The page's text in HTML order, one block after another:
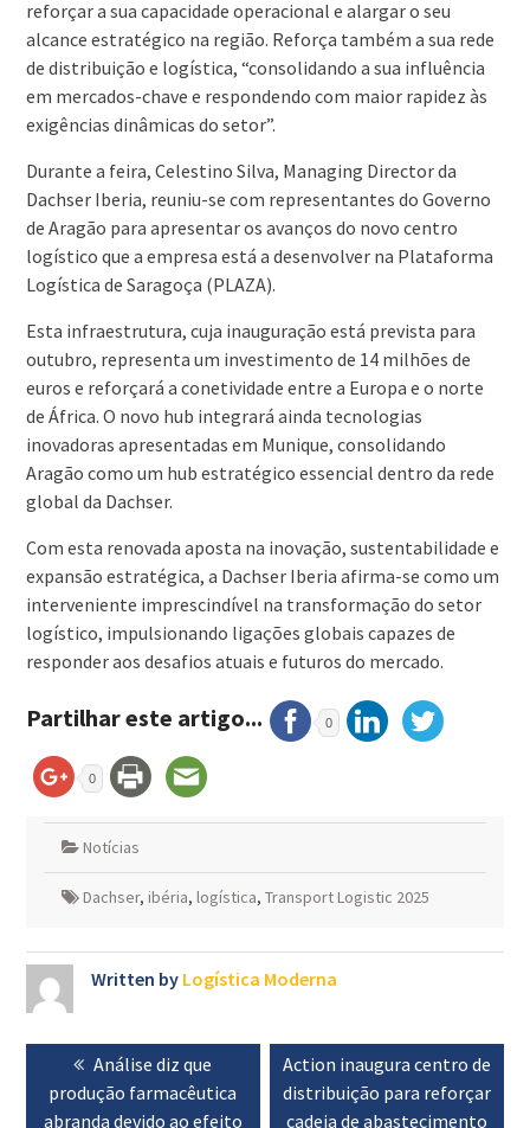
reforçar a sua capacidade operacional e alargar o seu
alcance estratégico na região. Reforça também a sua rede
de distribuição e logística, “consolidando a sua influência
em mercados-chave e respondendo com maior rapidez às
exigências dinâmicas do setor”.
Durante a feira, Celestino Silva, Managing Director da
Dachser Iberia, reuniu-se com representantes do Governo
de Aragão para apresentar os avanços do novo centro
logístico que a empresa está a desenvolver na Plataforma
Logística de Saragoça (PLAZA).
Esta infraestrutura, cuja inauguração está prevista para
outubro, representa um investimento de 14 milhões de
euros e reforçará a conetividade entre a Europa e o norte
de África. O novo hub integrará ainda tecnologias
inovadoras apresentadas em Munique, consolidando
Aragão como um hub estratégico essencial dentro da rede
global da Dachser.
Com esta renovada aposta na inovação, sustentabilidade e
expansão estratégica, a Dachser Iberia afirma-se como um
interveniente imprescindível na transformação do setor
logístico, impulsionando ligações globais capazes de
responder aos desafios atuais e futuros do mercado.
Partilhar este artigo... 0
0
Notícias
Dachser, ibéria, logística, Transport Logistic 2025
Written by Logística Moderna
Navegação
artigos
Previous
post:
Análise diz que
produção farmacêutica
abranda devido ao efeito
Next
post:
Action inaugura centro de
distribuição para reforçar
cadeia de abastecimento